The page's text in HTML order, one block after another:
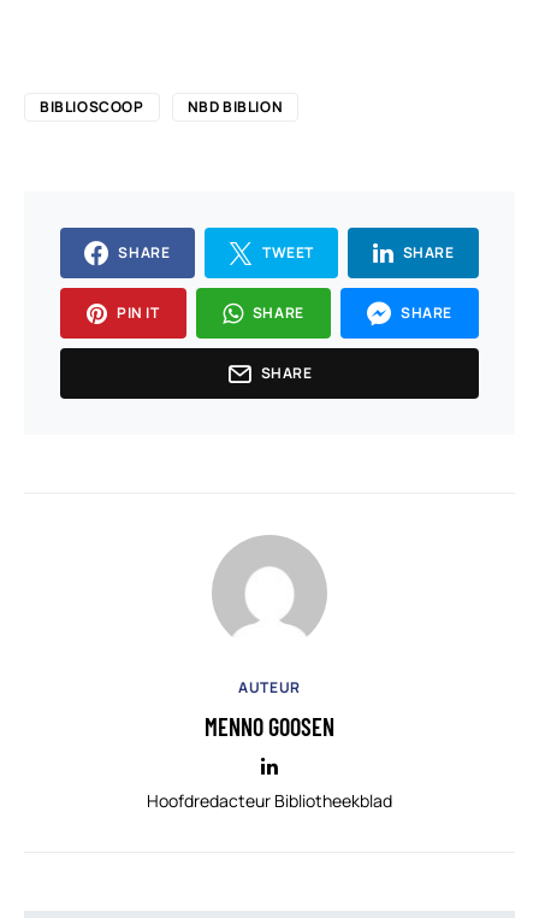
BIBLIOSCOOP NBD BIBLION
SHARE TWEET SHARE
PIN IT SHARE SHARE
SHARE
AUTEUR
MENNO GOOSEN
Hoofdredacteur Bibliotheekblad